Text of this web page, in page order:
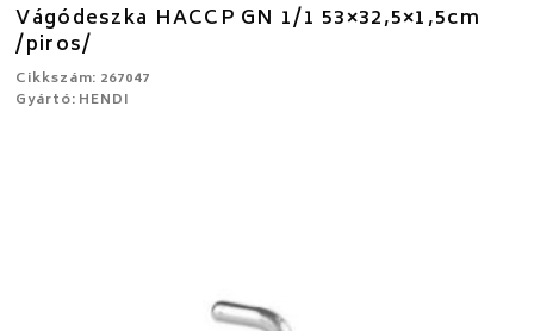
Vágódeszka HACCP GN 1/1 53×32,5×1,5cm
/piros/
Cikkszám: 267047
Gyártó: HENDI